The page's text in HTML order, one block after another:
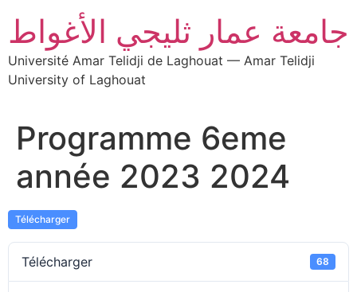
جامعة عمار ثليجي الأغواط
Université Amar Telidji de Laghouat — Amar Telidji
University of Laghouat
Programme 6eme
année 2023 2024
Télécharger
Télécharger 68